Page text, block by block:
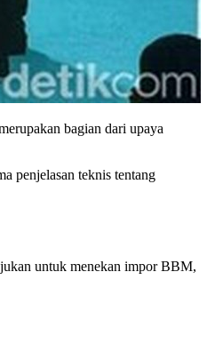
bagian dari upaya
penjelasan teknis tentang
untuk menekan impor BBM,